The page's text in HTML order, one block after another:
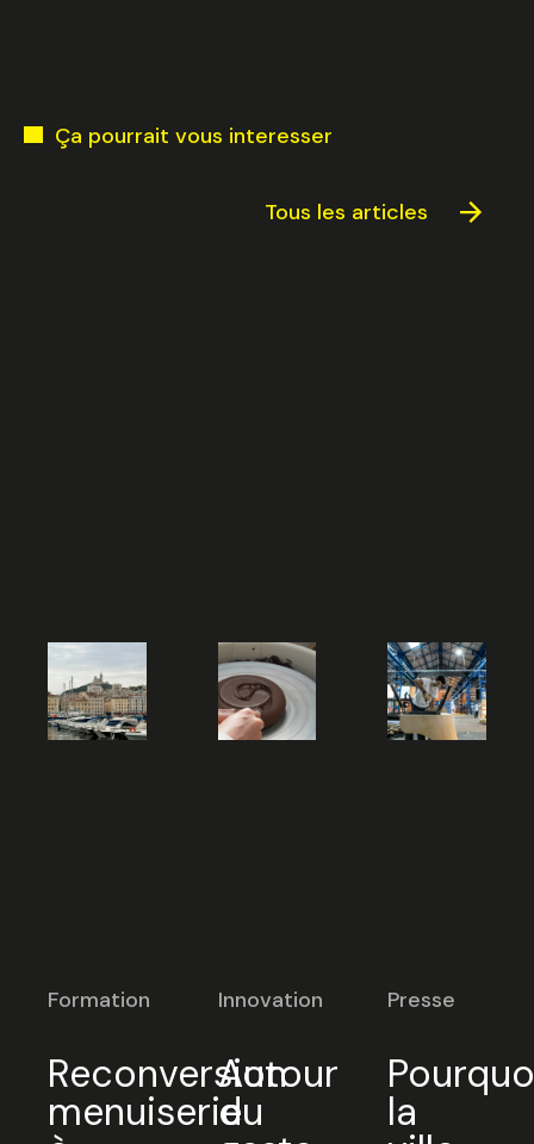
Ça pourrait vous interesser
Tous les articles
Formation
Reconversion
menuiserie
Innovation
Autour
du
Presse
la